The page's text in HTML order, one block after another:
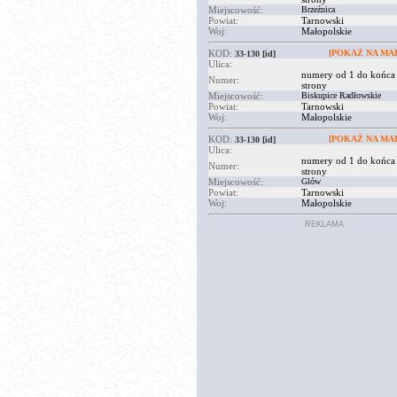
Miejscowość:
Brzeźnica
Powiat:
Tarnowski
Woj:
Małopolskie
KOD: 33-130 [id] [POKAŻ NA
Ulica:
Numer:
numery od 1 do końca
strony
Miejscowość:
Biskupice Radłowskie
Powiat:
Tarnowski
Woj:
Małopolskie
KOD: 33-130 [id] [POKAŻ NA
Ulica:
Numer:
numery od 1 do końca
strony
Miejscowość:
Glów
Powiat:
Tarnowski
Woj:
Małopolskie
REKLAMA